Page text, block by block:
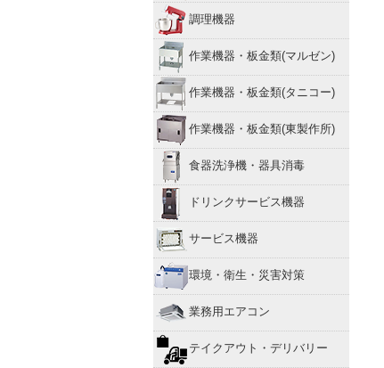
調理機器
作業機器・板金類(マルゼン)
作業機器・板金類(タニコー)
作業機器・板金類(東製作所)
食器洗浄機・器具消毒
ドリンクサービス機器
サービス機器
環境・衛生・災害対策
業務用エアコン
テイクアウト・デリバリー